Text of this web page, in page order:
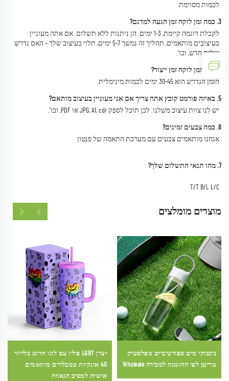
לכמות מסוימת.
3. כמה זמן לוקח זמן הגעה למדגם?
צילום חדש, וכו'.
הזמן הנדרש הוא 30-45 ימים לכמות מינימלית.
5. באיזה פורמט קובץ אתה צריך אם אני מעוניין בעיצוב מותאם?
יש לנו צוות עיצוב משלנו. לכן תוכל לספק JPG, AI, cdr או PDF, וכו'.
6. כמה צבעים זמינים?
אנחנו מותאמים צבעים עם מערכת התאמה של פנטון
7. מהו תנאי התשלום שלך?
T/T B/L L/C
מוצרים מומלצים
בקבוקי מים ספורטיביים מפלסטיק
טריטן לפי ההזמנה למכירה Wholeale
יצרן LGBT פליז עם לוגו חרוט בלייזר
40 אונקיות טמבלרים מותאמים
אישית למסיב הגאווה